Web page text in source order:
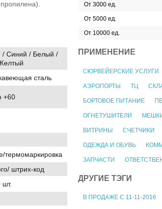
От 3000 ед.
От 5000 ед.
От 10000 ед.
ПРИМЕНЕНИЕ
СЮРВЕЙЕРСКИЕ УСЛУГИ
АЭРОПОРТЫ ТЦ
БОРТОВОЕ ПИТАНИЕ
ОГНЕТУШИТЕЛИ
ВИТРИНЫ СЧЕТЧИКИ
ОДЕЖДА И ОБУВЬ
ЗАПЧАСТИ
ДРУГИЕ ТЭГИ
В ПРОДАЖЕ С 11-11-2016
Синий / Белый /
сталь
+60
термомаркировка
штрих-код
шт.